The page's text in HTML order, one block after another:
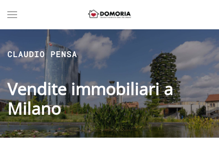
CLAUDIO PENSA
Vendite immobiliari a
Milano